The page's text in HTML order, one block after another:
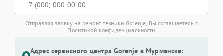
Отправляя заявку на ремонт техники Gorenje, Вы соглашаетесь с
Политикой конфиденциальности
Адрес сервисного центра Gorenje в Мурманске: